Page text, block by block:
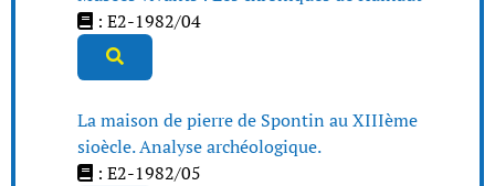
: E2-1982/04
La maison de pierre de Spontin au XIIIème
sioècle. Analyse archéologique.
: E2-1982/05